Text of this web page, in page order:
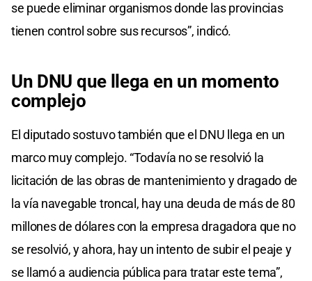
se puede eliminar organismos donde las provincias
tienen control sobre sus recursos”, indicó.
Un DNU que llega en un momento
complejo
El diputado sostuvo también que el DNU llega en un
marco muy complejo. “Todavía no se resolvió la
licitación de las obras de mantenimiento y dragado de
la vía navegable troncal, hay una deuda de más de 80
millones de dólares con la empresa dragadora que no
se resolvió, y ahora, hay un intento de subir el peaje y
se llamó a audiencia pública para tratar este tema”,